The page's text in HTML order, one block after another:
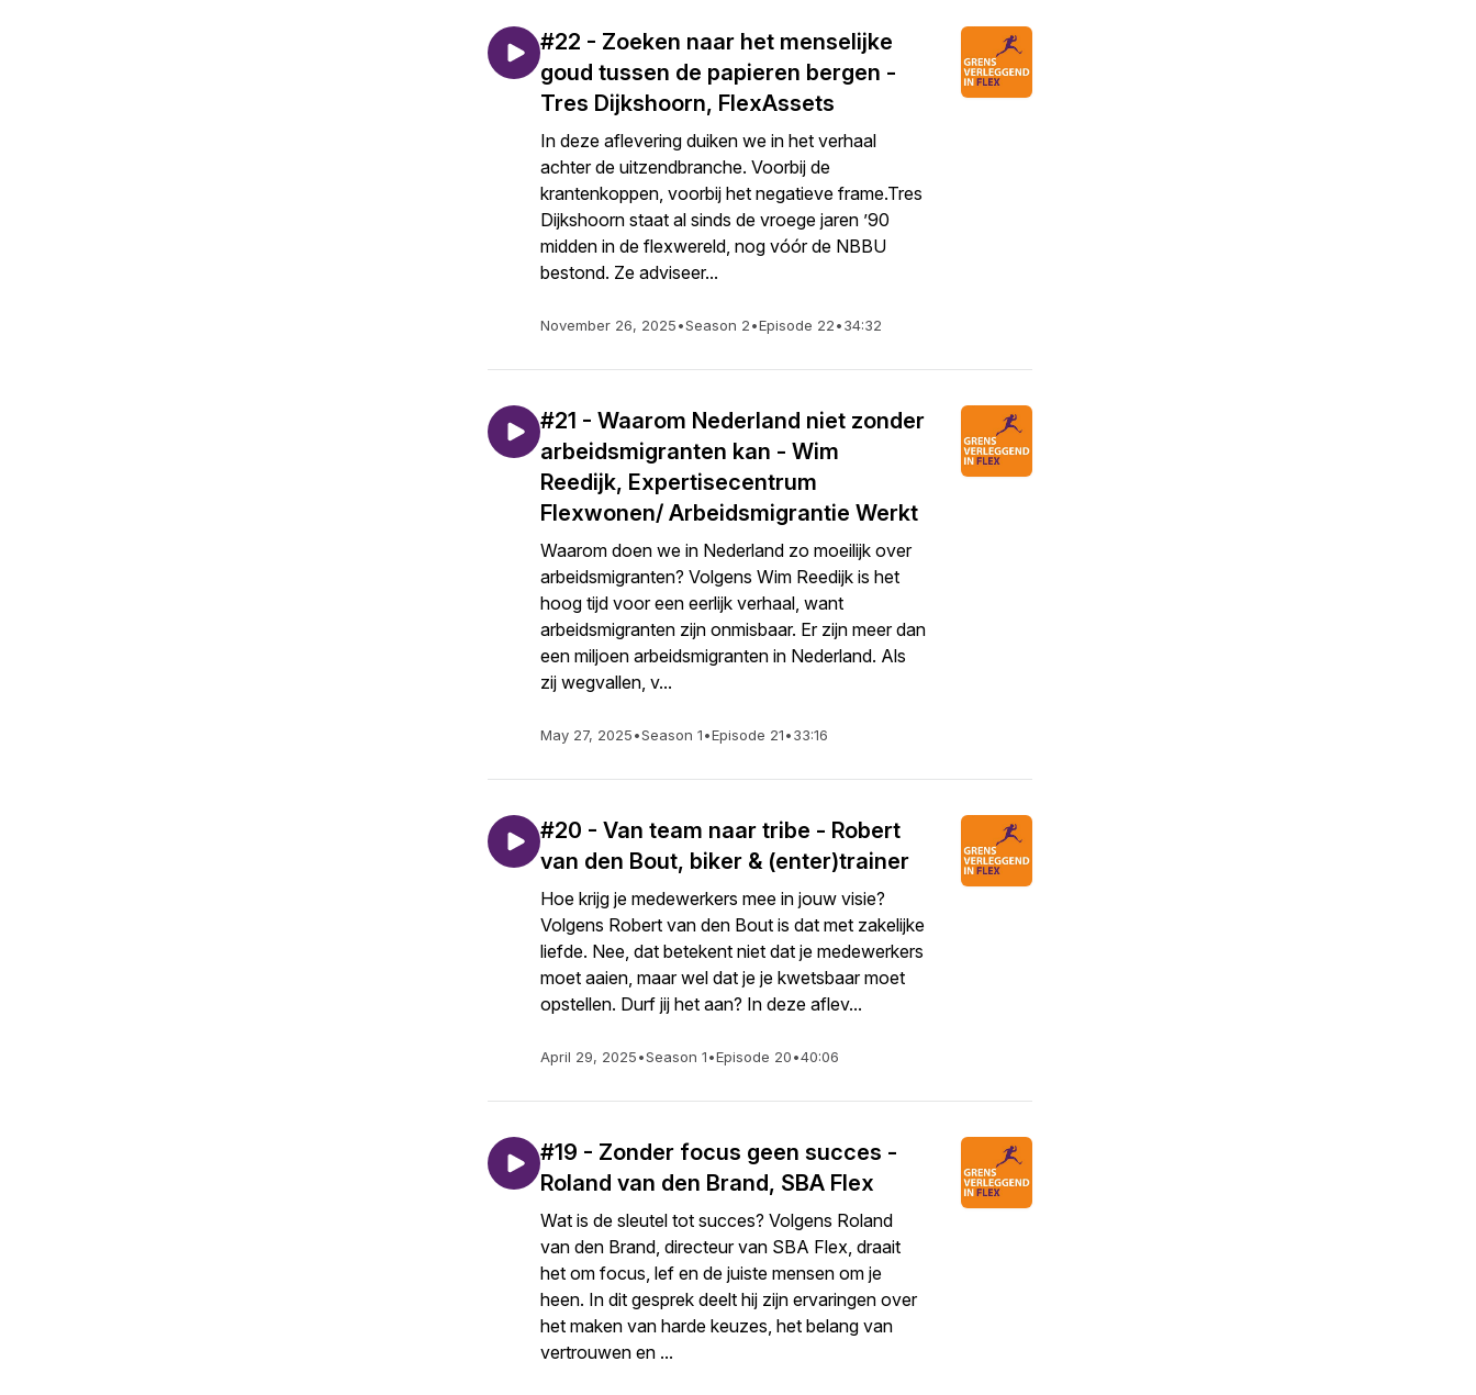
#22 - Zoeken naar het menselijke
goud tussen de papieren bergen -
Tres Dijkshoorn, FlexAssets
In deze aflevering duiken we in het verhaal
achter de uitzendbranche. Voorbij de
krantenkoppen, voorbij het negatieve frame.Tres
Dijkshoorn staat al sinds de vroege jaren ’90
midden in de flexwereld, nog vóór de NBBU
bestond. Ze adviseer...
November 26, 2025•Season 2•Episode 22•34:32
#21 - Waarom Nederland niet zonder
arbeidsmigranten kan - Wim
Reedijk, Expertisecentrum
Flexwonen/ Arbeidsmigrantie Werkt
Waarom doen we in Nederland zo moeilijk over
arbeidsmigranten? Volgens Wim Reedijk is het
hoog tijd voor een eerlijk verhaal, want
arbeidsmigranten zijn onmisbaar. Er zijn meer dan
een miljoen arbeidsmigranten in Nederland. Als
zij wegvallen, v...
May 27, 2025•Season 1•Episode 21•33:16
#20 - Van team naar tribe - Robert
van den Bout, biker & (enter)trainer
Hoe krijg je medewerkers mee in jouw visie?
Volgens Robert van den Bout is dat met zakelijke
liefde. Nee, dat betekent niet dat je medewerkers
moet aaien, maar wel dat je je kwetsbaar moet
opstellen. Durf jij het aan? In deze aflev...
April 29, 2025•Season 1•Episode 20•40:06
#19 - Zonder focus geen succes -
Roland van den Brand, SBA Flex
Wat is de sleutel tot succes? Volgens Roland
van den Brand, directeur van SBA Flex, draait
het om focus, lef en de juiste mensen om je
heen. In dit gesprek deelt hij zijn ervaringen over
het maken van harde keuzes, het belang van
vertrouwen en ...